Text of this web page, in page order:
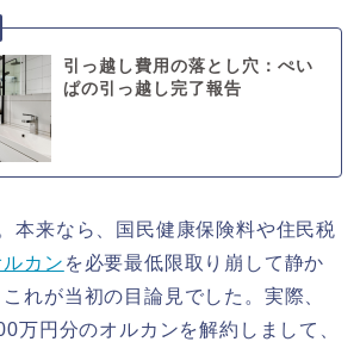
引っ越し費用の落とし穴：ぺい
ぱの引っ越し完了報告
本来なら、国民健康保険料や住民税
ルカン を必要最低限取り崩して静か
れが当初の目論見でした。実際、
万円分のオルカンを解約しまして、